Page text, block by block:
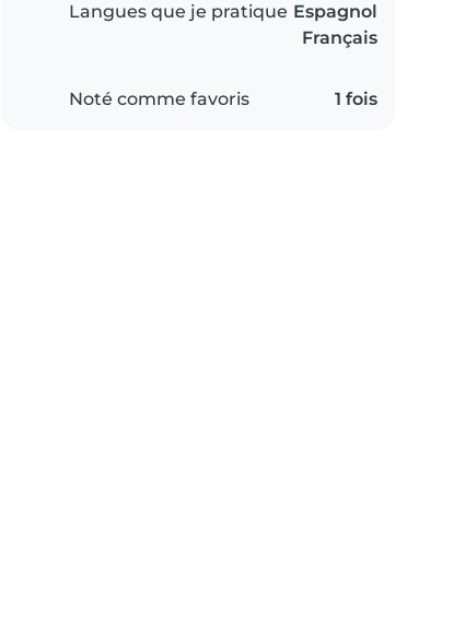
Langues que je pratique Espagnol
Français
Noté comme favoris 1 fois